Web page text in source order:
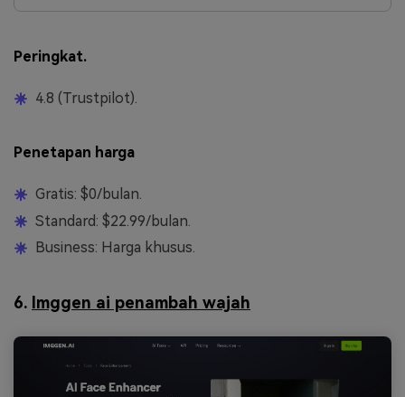
Peringkat.
4.8 (Trustpilot).
Penetapan harga
Gratis: $0/bulan.
Standard: $22.99/bulan.
Business: Harga khusus.
6. Imggen ai penambah wajah